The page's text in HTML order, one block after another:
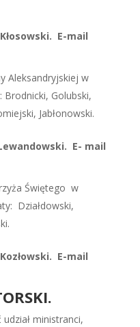
E-mail
Aleksandryjskiej w
Golubski,
Jabłonowski.
E- mail
Świętego w
Działdowski,
E-mail
ministranci,